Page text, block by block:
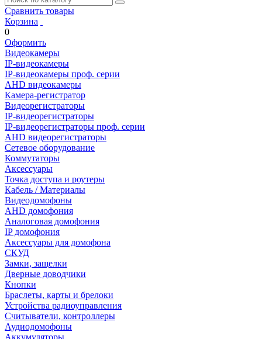
Сравнить товары
Корзина
0
Оформить
Видеокамеры
IP-видеокамеры
IP-видеокамеры проф. серии
AHD видеокамеры
Камера-регистратор
Видеорегистраторы
IP-видеорегистраторы
IP-видеорегистраторы проф. серии
AHD видеорегистраторы
Сетевое оборудование
Коммутаторы
Аксессуары
Точка доступа и роутеры
Кабель / Материалы
Видеодомофоны
AHD домофония
Аналоговая домофония
IP домофония
Аксессуары для домофона
СКУД
Замки, защелки
Дверные доводчики
Кнопки
Браслеты, карты и брелоки
Устройства радиоуправления
Считыватели, контроллеры
Аудиодомофоны
Аккумуляторы